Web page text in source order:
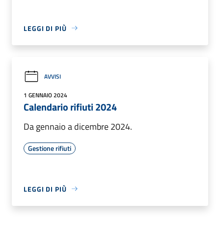
LEGGI DI PIÙ
AVVISI
1 GENNAIO 2024
Calendario rifiuti 2024
Da gennaio a dicembre 2024.
Gestione rifiuti
LEGGI DI PIÙ